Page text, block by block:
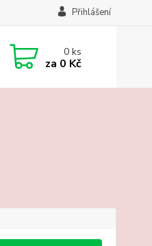
Přihlášení
0ks
za 0 Kč